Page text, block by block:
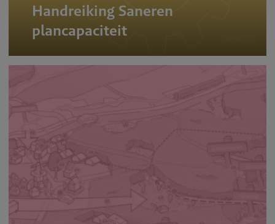
Handreiking Saneren
plancapaciteit